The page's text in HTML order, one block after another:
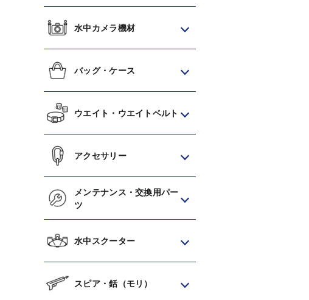
水中カメラ機材
バッグ・ケース
ウエイト・ウエイトベルト
アクセサリー
メンテナンス・交換用パー
ツ
水中スクーター
スピア・銛（モリ）